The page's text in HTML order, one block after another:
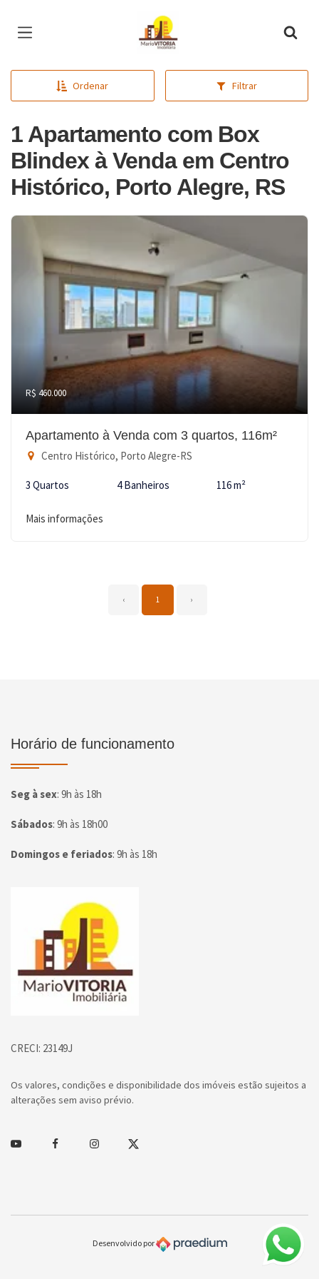
Página inicial
Ordenar Filtrar
1 Apartamento com Box
Blindex à Venda em Centro
Histórico, Porto Alegre, RS
R$ 460.000
Apartamento à Venda com 3 quartos, 116m²
Centro Histórico, Porto Alegre-RS
3 Quartos 4 Banheiros 116 m²
Mais informações
‹ 1 ›
Horário de funcionamento
Seg à sex: 9h às 18h
Sábados: 9h às 18h00
Domingos e feriados: 9h às 18h
Página inicial
CRECI: 23149J
Os valores, condições e disponibilidade dos imóveis estão sujeitos a
alterações sem aviso prévio.
Youtube FacebookInstagramTwitter
Desenvolvido por